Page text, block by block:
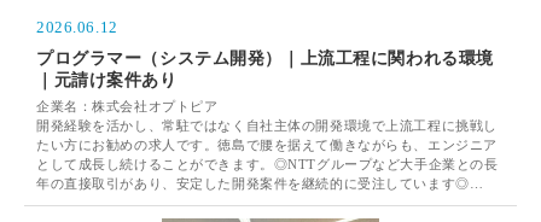
2026.06.12
プログラマー（システム開発）｜上流工程に関われる環境
｜元請け案件あり
企業名：株式会社オプトピア
開発経験を活かし、常駐ではなく自社主体の開発環境で上流工程に挑戦し
たい方にお勧めの求人です。徳島で腰を据えて働きながらも、エンジニア
として成長し続けることができます。◎NTTグループなど大手企業との長
年の直接取引があり、安定した開発案件を継続的に受注しています◎…